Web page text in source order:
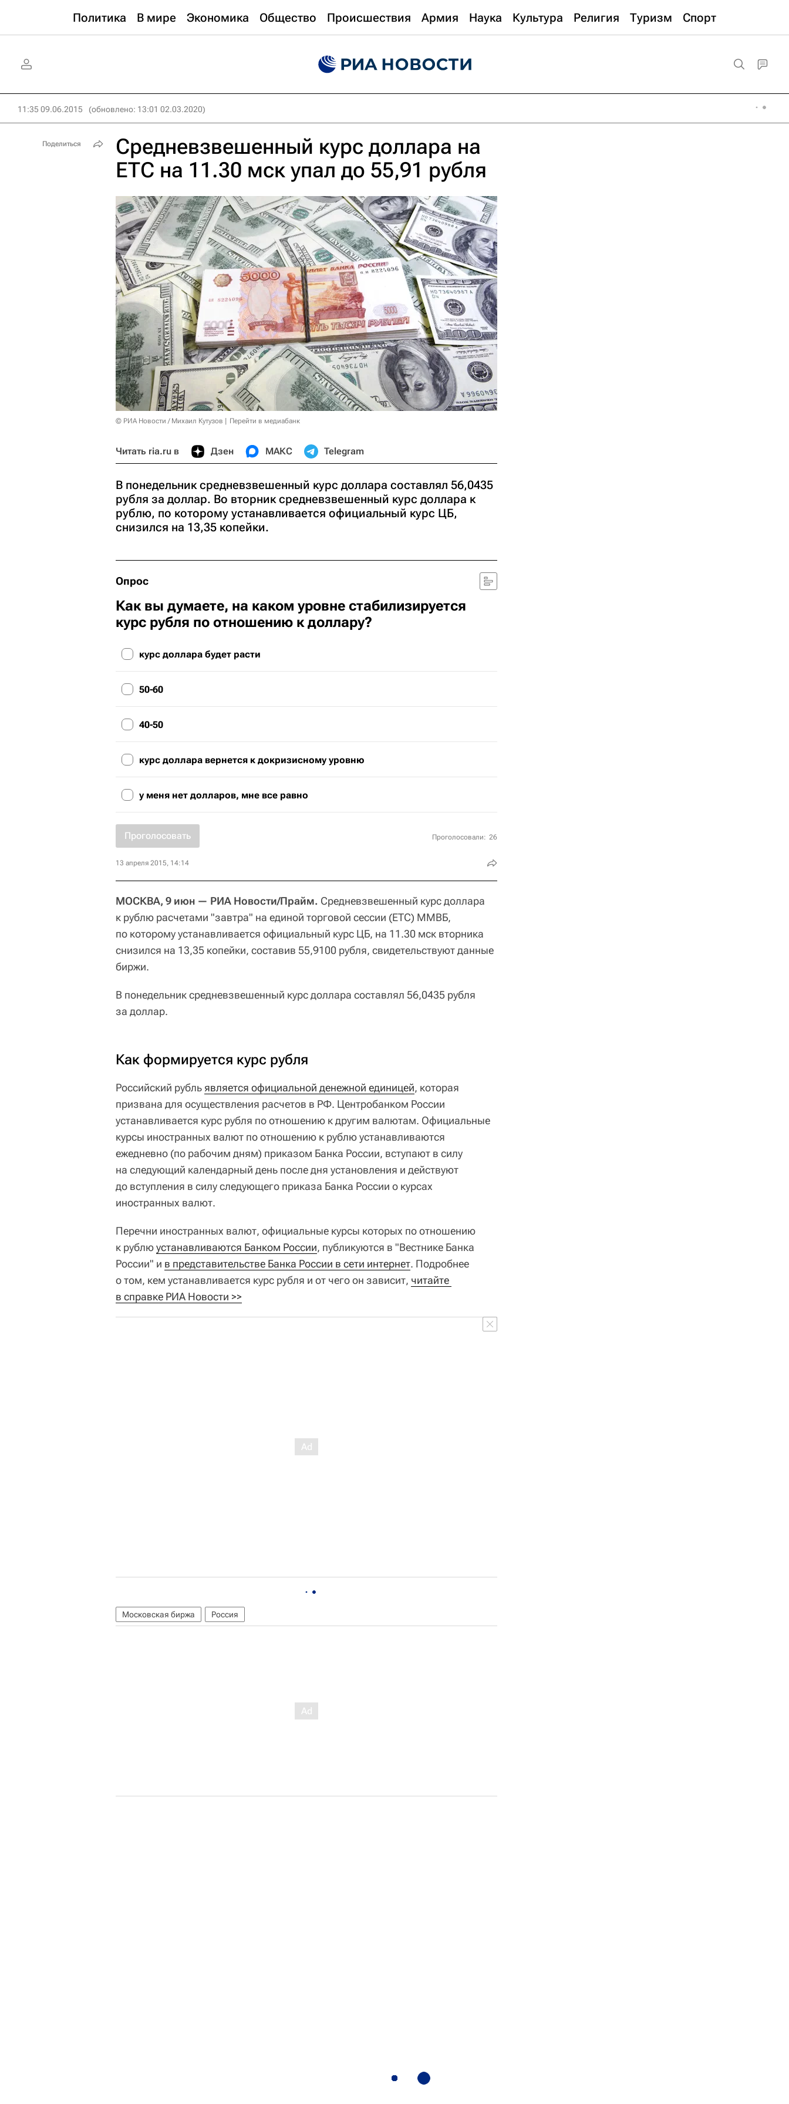
Политика В мире Экономика Общество Происшествия Армия Наука Культура Религия Туризм Спорт
11:35 09.06.2015 (обновлено: 13:01 02.03.2020)
Средневзвешенный курс доллара на
ЕТС на 11.30 мск упал до 55,91 рубля
© РИА Новости / Михаил Кутузов Перейти в медиабанк
Читать ria.ru в Дзен МАКС Telegram
В понедельник средневзвешенный курс доллара составлял 56,0435
рубля за доллар. Во вторник средневзвешенный курс доллара к
рублю, по которому устанавливается официальный курс ЦБ,
снизился на 13,35 копейки.
Опрос
Как вы думаете, на каком уровне стабилизируется
курс рубля по отношению к доллару?
курс доллара будет расти
50-60
40-50
курс доллара вернется к докризисному уровню
у меня нет долларов, мне все равно
Проголосовать Проголосовали: 26
13 апреля 2015, 14:14
МОСКВА, 9 июн — РИА Новости/Прайм. Средневзвешенный курс доллара
к рублю расчетами "завтра" на единой торговой сессии (ЕТС) ММВБ,
по которому устанавливается официальный курс ЦБ, на 11.30 мск вторника
снизился на 13,35 копейки, составив 55,9100 рубля, свидетельствуют данные
биржи.
В понедельник средневзвешенный курс доллара составлял 56,0435 рубля
за доллар.
Как формируется курс рубля
Российский рубль является официальной денежной единицей, которая
призвана для осуществления расчетов в РФ. Центробанком России
устанавливается курс рубля по отношению к другим валютам. Официальные
курсы иностранных валют по отношению к рублю устанавливаются
ежедневно (по рабочим дням) приказом Банка России, вступают в силу
на следующий календарный день после дня установления и действуют
до вступления в силу следующего приказа Банка России о курсах
иностранных валют.
Перечни иностранных валют, официальные курсы которых по отношению
к рублюустанавливаются Банком России, публикуются в "Вестнике Банка
России" и в представительстве Банка России в сети интернет. Подробнее
о том, кем устанавливается курс рубля и от чего он зависит, читайте
в справке РИА Новости >>
Московская биржа Россия
Поделиться